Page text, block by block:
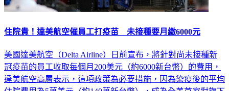
住院貴！達美航空催員工打疫苗 未接種要月繳6000元
美國達美航空（Delta Airline）日前宣布，將針對尚未接種新
冠疫苗的員工收取每個月200美元（約6000新台幣）的費用，
達美航空高層表示，這項政策為必要措施，因為染疫後的平均